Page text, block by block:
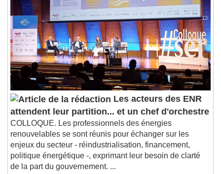
Chapters
Chapters
Descriptions
descriptions off, selected
Subtitles
subtitles settings, opens subtitles
settings dialog
subtitles off
, selected
Audio Track
Picture-in-Picture
Fullscreen
This is a modal window.
Beginning of dialog window. Escape will cancel
and close the window.
Text
Les acteurs des ENR
attendent leur partition... et un chef d'orchestre
COLLOQUE. Les professionnels des énergies
renouvelables se sont réunis pour échanger sur les
enjeux du secteur - réindustrialisation, financement,
politique énergétique -, exprimant leur besoin de clarté